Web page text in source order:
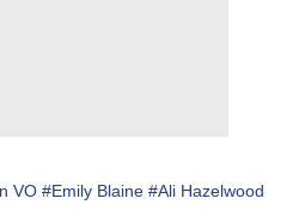
VO #Emily Blaine #Ali Hazelwood